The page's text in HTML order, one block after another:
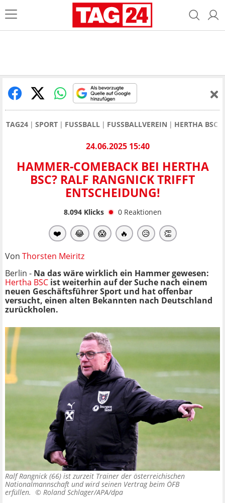
TAG24 SPORT FUSSBALL FUSSBALLVEREIN HERTHA BSC
24.06.2025 15:40
HAMMER-COMEBACK BEI HERTHA
BSC? RALF RANGNICK TRIFFT
ENTSCHEIDUNG!
8.094Klicks 0 Reaktionen
❤️ 😂 😱 🔥 😥 👏
Von Thorsten Meiritz
Berlin - Na das wäre wirklich ein Hammer gewesen:
Hertha BSC ist weiterhin auf der Suche nach einem
neuen Geschäftsführer Sport und hat offenbar
versucht, einen alten Bekannten nach Deutschland
zurückholen.
Ralf Rangnick (66) ist zurzeit Trainer der österreichischen
Nationalmannschaft und wird seinen Vertrag beim ÖFB
erfüllen. © Roland Schlager/APA/dpa